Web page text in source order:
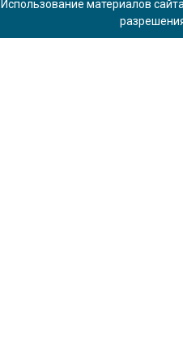
Использование материалов